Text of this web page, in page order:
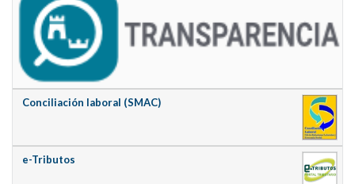
Conciliación laboral (SMAC)
e-Tributos